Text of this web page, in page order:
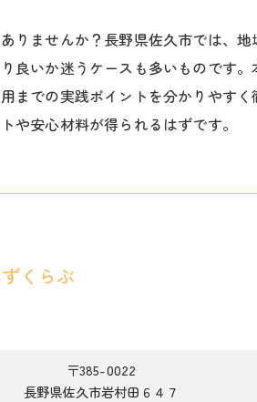
りませんか？長野県佐久市では、
良いか迷うケースも多いものです
までの実践ポイントを分かりやす
や安心材料が得られるはずです。
くらぶ
〒385-0022
長野県佐久市岩村田６４７